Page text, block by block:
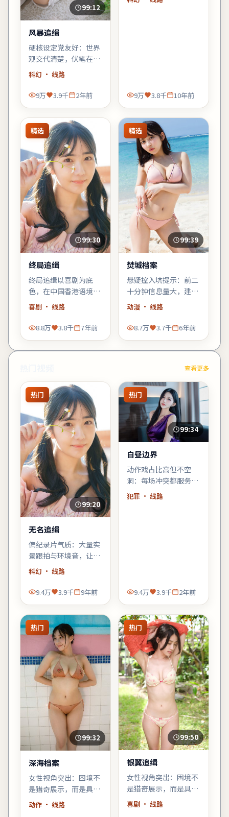
99:12
风暴追缉
硬核设定党友好：世界
观交代清楚，伏笔在片
尾回收；若你喜欢「拼
图式叙事」，《风暴追
缉》会对味。
科幻 · 线路
9万 3.9千 2年前
图式叙事」，《南港追
9万 3.8千 10年前
精选
99:30
终局追缉
终局追缉以喜剧为底
色，在中国香港语境里
铺陈悬念：当日常秩序
人都必须重新选择立
喜剧· 线路
8.8万 3.8千 7年前
精选
99:39
焚城档案
悬疑控入坑提示：前二
十分钟信息量大，建议
少看手机；错过一句台
词可能就跟不上推理。
动漫 · 线路
8.7万 3.7千 6年前
查看更多
热门
99:20
无名追缉
偏纪录片气质：大量实
景跟拍与环境音，让观
众像旁听者一样进入故
事，科幻元素退居为人
物的外壳。
科幻 · 线路
9.4万 3.9千 9年前
热门
99:34
白昼边界
动作戏占比高但不空
洞：每场冲突都服务于
人物弧光，徐克擅长的
群像调度在此片依然
犯罪 · 线路
9.4万 3.9千 2年前
热门
99:32
深海档案
女性视角突出：困境不
是猎奇展示，而是具体
而微的生存策略；结尾
不落俗套，余味偏冷。
动作· 线路
热门
99:50
银翼追缉
女性视角突出：困境不
是猎奇展示，而是具体
而微的生存策略；结尾
不落俗套，余味偏冷。
喜剧 · 线路